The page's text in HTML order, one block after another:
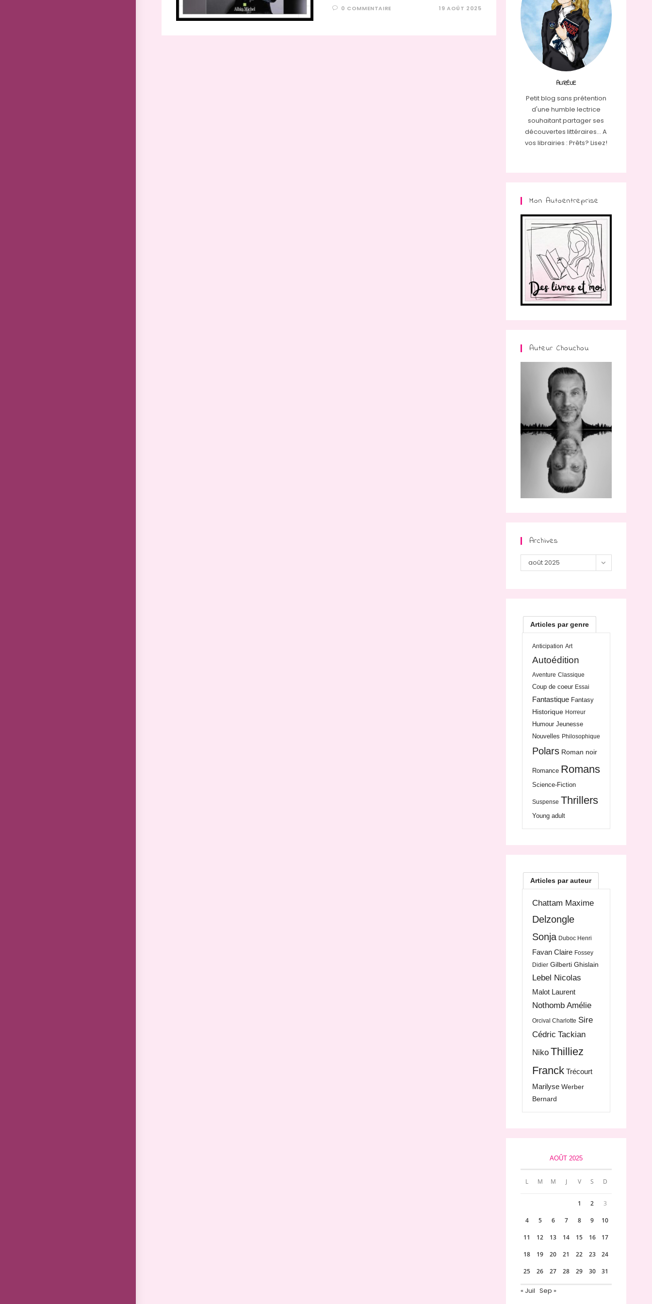
0 COMMENTAIRE 19 AOÛT 2025
AURÉLIE
Petit blog sans prétention
d'une humble lectrice
souhaitant partager ses
découvertes littéraires... A
vos librairies : Prêts? Lisez!
Mon Autoentreprise
Auteur Chouchou
Archives
Archives
août 2025
Articles par genre
Anticipation Art
Autoédition
Aventure Classique
Coup de coeur Essai
Fantastique Fantasy
Historique Horreur
Humour Jeunesse
Nouvelles Philosophique
Polars Roman noir
Romance Romans
Science-Fiction
Suspense Thrillers
Young adult
Articles par auteur
Chattam Maxime
Delzongle
Sonja Duboc Henri
Favan Claire Fossey
Didier Gilberti Ghislain
Lebel Nicolas
Malot Laurent
Nothomb Amélie
Orcival Charlotte Sire
Cédric Tackian
Niko Thilliez
Franck Trécourt
Marilyse Werber
Bernard
AOÛT 2025
L M M J V S D
1 2 3
4 5 6 7 8 9 10
11 12 13 14 15 16 17
18 19 20 21 22 23 24
25 26 27 28 29 30 31
« Juil Sep »